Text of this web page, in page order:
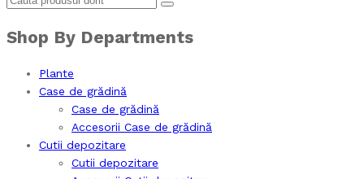
Shop By Departments
Plante
Case de grădină
Case de grădină
Accesorii Case de grădină
Cutii depozitare
Cutii depozitare